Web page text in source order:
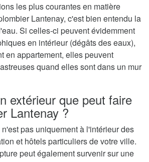
les plus courantes en matière
Lantenay, c'est bien entendu la
Si celles-ci peuvent évidemment
en intérieur (dégâts des eaux),
en appartement, elles peuvent
quand elles sont dans un mur
extérieur que peut faire
Lantenay ?
pas uniquement à l'intérieur des
et hôtels particuliers de votre ville.
peut également survenir sur une